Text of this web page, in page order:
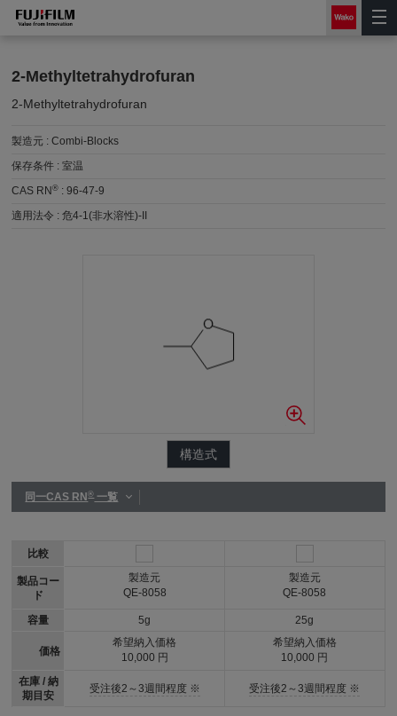
2-Methyltetrahydrofuran
2-Methyltetrahydrofuran
製造元 :Combi-Blocks
保存条件 :室温
CAS RN® :96-47-9
適用法令 :危4-1(非水溶性)-II
構造式
同一CAS RN®一覧
比較
製品コー
ド
容量
価格
在庫 / 納
期目安
製造元
QE-8058
5g
希望納入価格
10,000 円
受注後2～3週間程度 ※
製造元
QE-8058
25g
希望納入価格
10,000 円
受注後2～3週間程度 ※